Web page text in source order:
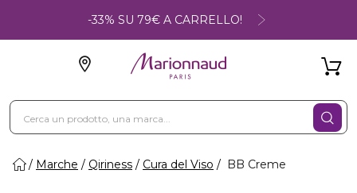
-33% SU 79€ A CARRELLO!
Marche Qiriness Cura del Viso BB Creme